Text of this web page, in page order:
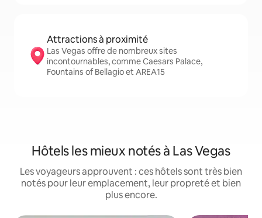
Attractions à proximité
Las Vegas offre de nombreux sites
incontournables, comme Caesars Palace,
Fountains of Bellagio et AREA15
Hôtels les mieux notés à Las Vegas
Les voyageurs approuvent : ces hôtels sont très bien
notés pour leur emplacement, leur propreté et bien
plus encore.